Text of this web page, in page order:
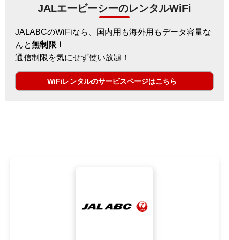
JALエービーシーのレンタルWiFi
JALABCのWiFiなら、国内用も海外用もデータ容量な
んと無制限！
通信制限を気にせず使い放題！
WiFiレンタルのサービスページはこちら